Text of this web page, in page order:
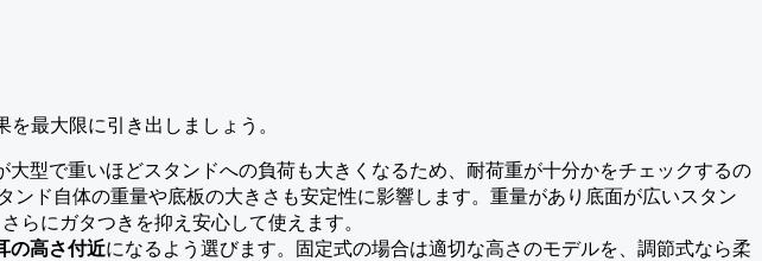
最大限に引き出しましょう。
型で重いほどスタンドへの負荷も大きくなるため、耐荷重が十分かをチェックするの
ド自体の重量や底板の大きさも安定性に影響します。重量があり底面が広いスタン
らにガタつきを抑え安心して使えます。
の高さ付近になるよう選びます。固定式の場合は適切な高さのモデルを、調節式なら柔